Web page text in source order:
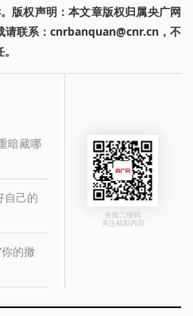
版权声明：本文章版权归属央广网
请联系：cnrbanquan@cnr.cn，不
暗藏哪
自己的
的撤
长按二维码
关注精彩内容